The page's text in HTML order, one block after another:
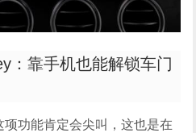
：靠手机也能解锁车门
功能肯定会尖叫，这也是在